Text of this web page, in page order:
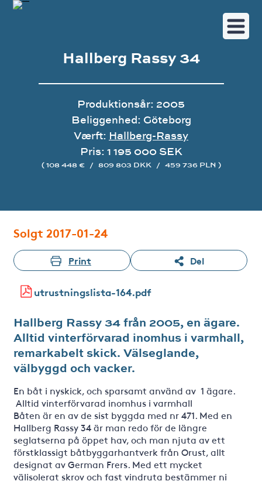
Hallberg Rassy 34
Produktionsår: 2005
Beliggenhed: Göteborg
Værft: Hallberg-Rassy
Pris: 1 195 000 SEK
( 108 448 € / 809 803 DKK / 459 736 PLN )
Solgt 2017-01-24
Print Del
utrustningslista-164.pdf
Hallberg Rassy 34 från 2005, en ägare.
Alltid vinterförvarad inomhus i varmhall,
remarkabelt skick. Välseglande,
välbyggd och vacker.
En båt i nyskick, och sparsamt använd av 1 ägare.
Alltid vinterförvarad inomhus i varmhall
Båten är en av de sist byggda med nr 471. Med en
Hallberg Rassy 34 är man redo för de längre
seglatserna på öppet hav, och man njuta av ett
förstklassigt båtbyggarhantverk från Orust, allt
designat av German Frers. Med ett mycket
välisolerat skrov och fast vindruta bestämmer ni